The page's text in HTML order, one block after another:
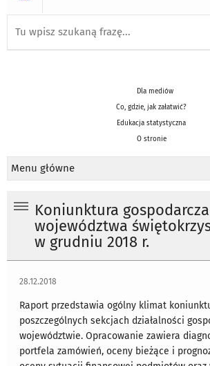
Dla mediów
Co, gdzie, jak załatwić?
Edukacja statystyczna
O stronie
Menu główne
Koniunktura gospodarcza
województwa
w grudniu 2018 r.
28.12.2018
Raport przedstawia ogólny klimat
poszczególnych sekcjach działalności
województwie. Opracowanie zawiera
portfela zamówień, oceny bieżące i